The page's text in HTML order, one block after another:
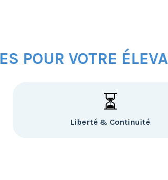
POUR VOTRE
⏳
Liberté & Continuité